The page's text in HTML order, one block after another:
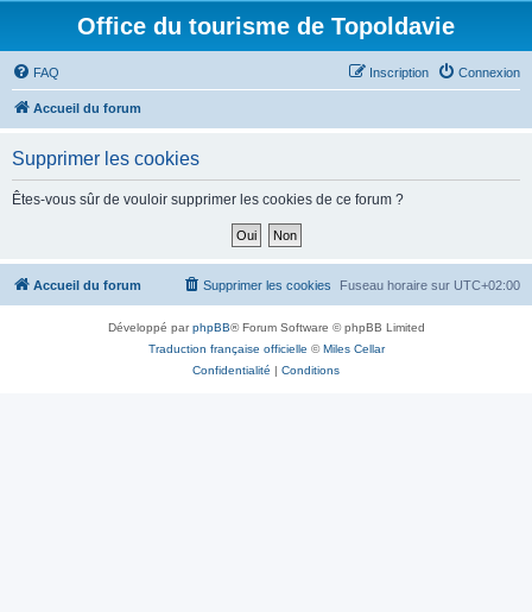
Office du tourisme de Topoldavie
FAQ Connexion
Inscription
Accueil du forum
Supprimer les cookies
Êtes-vous sûr de vouloir supprimer les cookies de ce forum ?
Accueil du forum Fuseau horaire sur UTC+02:00
Supprimer les cookies
Développé parphpBB® Forum Software © phpBB Limited
Traduction française officielle ©Miles Cellar
Confidentialité | Conditions